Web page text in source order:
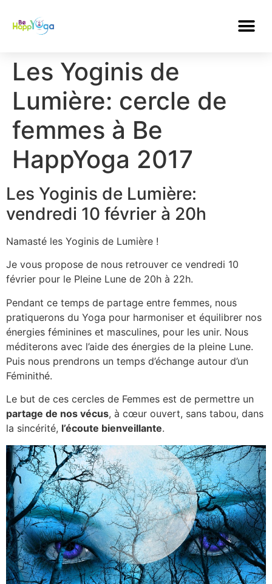
Les Yoginis de
Lumière: cercle de
femmes à Be
HappYoga 2017
Les Yoginis de Lumière:
vendredi 10 février à 20h
Namasté les Yoginis de Lumière !
Je vous propose de nous retrouver ce vendredi 10
février pour le Pleine Lune de 20h à 22h.
Pendant ce temps de partage entre femmes, nous
pratiquerons du Yoga pour harmoniser et équilibrer nos
énergies féminines et masculines, pour les unir. Nous
méditerons avec l’aide des énergies de la pleine Lune.
Puis nous prendrons un temps d’échange autour d’un
Féminithé.
Le but de ces cercles de Femmes est de permettre un
partage de nos vécus, à cœur ouvert, sans tabou, dans
la sincérité, l’écoute bienveillante.